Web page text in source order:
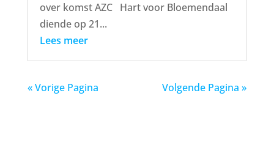
over komst AZC Hart voor Bloemendaal
diende op 21...
Lees meer
« Vorige Pagina Volgende Pagina »